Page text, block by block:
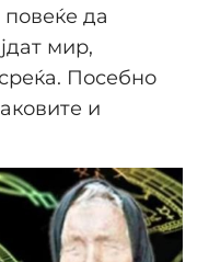
повеќе да
мир,
Посебно
и